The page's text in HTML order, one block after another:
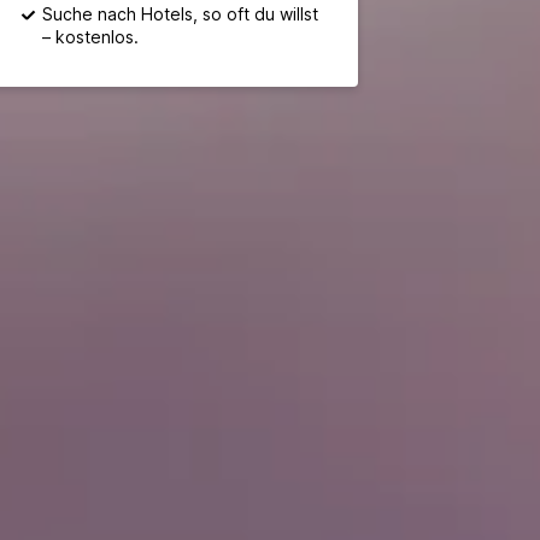
Suche nach Hotels, so oft du willst
– kostenlos.